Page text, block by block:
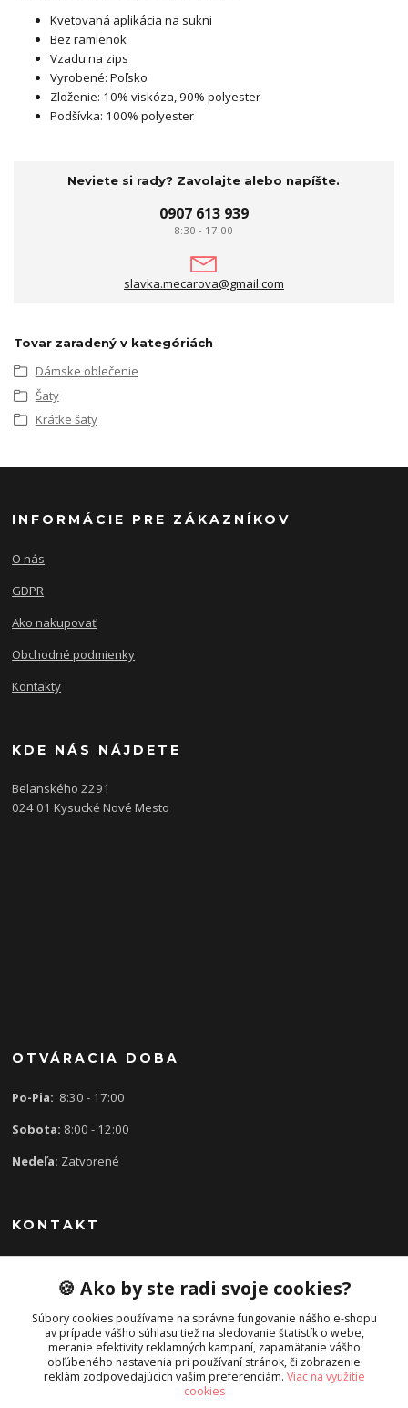
Kvetovaná aplikácia na sukni
Bez ramienok
Vzadu na zips
Vyrobené: Poľsko
Zloženie: 10% viskóza, 90% polyester
Podšívka: 100% polyester
Neviete si rady? Zavolajte alebo napíšte.
0907 613 939
8:30 - 17:00
slavka.mecarova@gmail.com
Tovar zaradený v kategóriách
Dámske oblečenie
Šaty
Krátke šaty
INFORMÁCIE PRE ZÁKAZNÍKOV
O nás
GDPR
Ako nakupovať
Obchodné podmienky
Kontakty
KDE NÁS NÁJDETE
Belanského 2291
024 01 Kysucké Nové Mesto
OTVÁRACIA DOBA
Po-Pia: 8:30 - 17:00
Sobota: 8:00 - 12:00
Nedeľa: Zatvorené
KONTAKT
0907 613 939
slavka.mecarova@gmail.com
🍪 Ako by ste radi svoje cookies?
Súbory cookies používame na správne fungovanie nášho e-shopu
av prípade vášho súhlasu tiež na sledovanie štatistík o webe,
meranie efektivity reklamných kampaní, zapamätanie vášho
obľúbeného nastavenia pri používaní stránok, či zobrazenie
reklám zodpovedajúcich vašim preferenciám. Viac na využitie
cookies